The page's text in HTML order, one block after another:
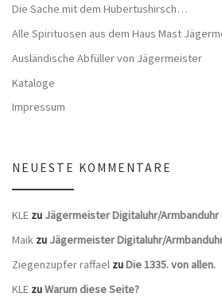
Die Sache mit dem Hubertushirsch…
Alle Spirituosen aus dem Haus Mast
Ausländische Abfüller von Jägermeister
Kataloge
Impressum
NEUESTE KOMMENTARE
KLE zu Jägermeister Digitaluhr/Armbanduhr
Maik zu Jägermeister Digitaluhr/
Ziegenzupfer raffael zuDie 1335. von allen.
KLE zuWarum diese Seite?